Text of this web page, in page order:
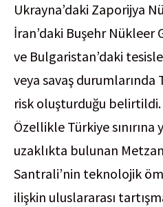
Ukrayna’daki Zaporijya
İran’daki Buşehr Nükleer
ve Bulgaristan’daki
veya savaş durumlarında
risk oluşturduğu belirtildi.
Özellikle Türkiye
uzaklıkta bulunan
Santrali’nin teknolojik
ilişkin uluslararası